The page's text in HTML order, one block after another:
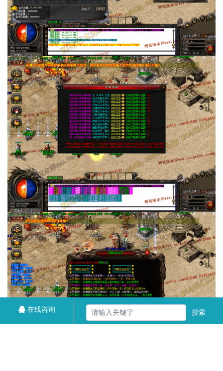
在线咨询 搜索